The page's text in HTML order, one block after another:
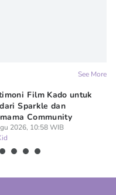
See More
Film Kado untuk
Sparkle dan
Community
2026, 10:58 WIB